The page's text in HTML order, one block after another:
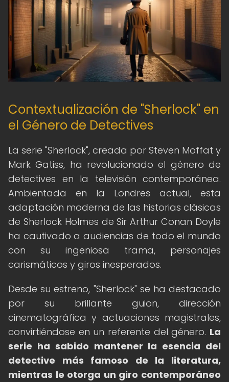
Contextualización de "Sherlock" en
el Género de Detectives
La serie "Sherlock", creada por Steven Moffat y
Mark Gatiss, ha revolucionado el género de
detectives en la televisión contemporánea.
Ambientada en la Londres actual, esta
adaptación moderna de las historias clásicas
de Sherlock Holmes de Sir Arthur Conan Doyle
ha cautivado a audiencias de todo el mundo
con su ingeniosa trama, personajes
carismáticos y giros inesperados.
Desde su estreno, "Sherlock" se ha destacado
por su brillante guion, dirección
cinematográfica y actuaciones magistrales,
convirtiéndose en un referente del género. La
serie ha sabido mantener la esencia del
detective más famoso de la literatura,
mientras le otorga un giro contemporáneo